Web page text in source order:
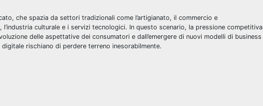
che spazia da settori tradizionali come l’artigianato, il commercio e
culturale e i servizi tecnologici. In questo scenario, la pressione competitiva
delle aspettative dei consumatori e dall’emergere di nuovi modelli di business
rischiano di perdere terreno inesorabilmente.